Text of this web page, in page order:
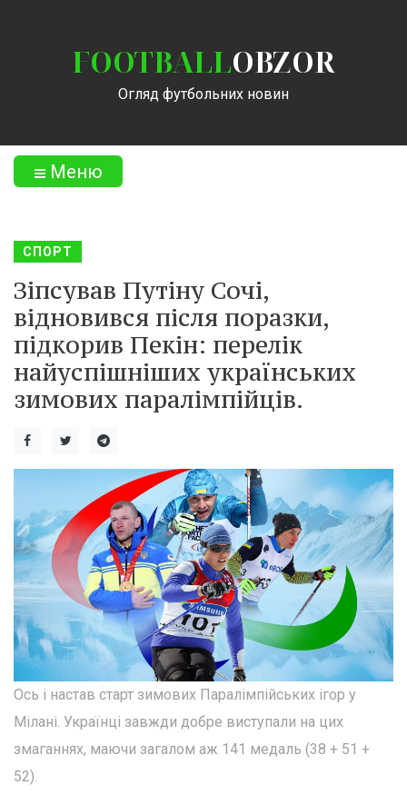
FOOTBALLOBZOR
Огляд футбольних новин
Меню
СПОРТ
Зіпсував Путіну Сочі,
відновився після поразки,
підкорив Пекін: перелік
найуспішніших українських
зимових паралімпійців.
Ось і настав старт зимових Паралімпійських ігор у
Мілані. Українці завжди добре виступали на цих
змаганнях, маючи загалом аж 141 медаль (38 + 51 +
52).